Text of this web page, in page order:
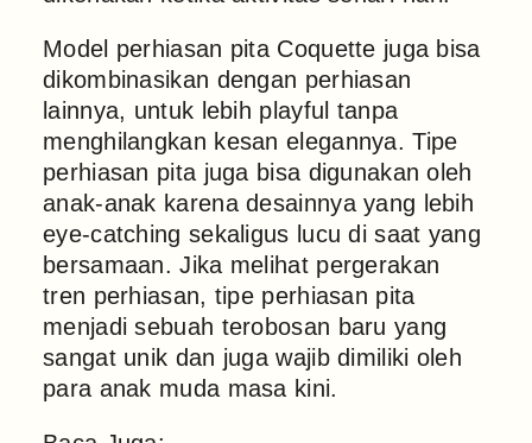
Model perhiasan pita Coquette juga bisa
dikombinasikan dengan perhiasan
lainnya, untuk lebih playful tanpa
menghilangkan kesan elegannya. Tipe
perhiasan pita juga bisa digunakan oleh
anak-anak karena desainnya yang lebih
eye-catching sekaligus lucu di saat yang
bersamaan. Jika melihat pergerakan
tren perhiasan, tipe perhiasan pita
menjadi sebuah terobosan baru yang
sangat unik dan juga wajib dimiliki oleh
para anak muda masa kini.